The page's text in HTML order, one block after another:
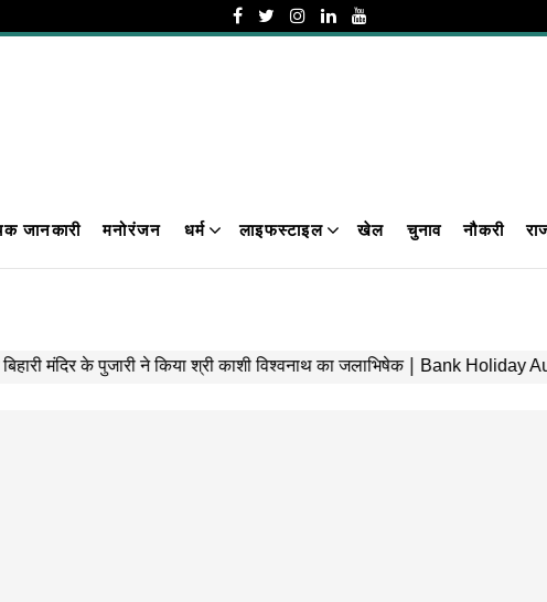
जानकारी मनोरंजन धर्म लाइफस्टाइल खेल चुनाव नौकरी